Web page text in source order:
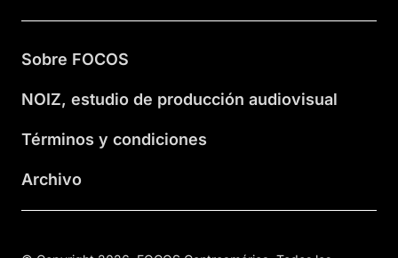
Sobre FOCOS
NOIZ, estudio de producción audiovisual
Términos y condiciones
Archivo